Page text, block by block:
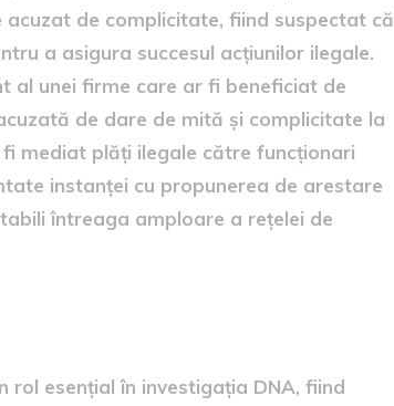
de complicitate, fiind suspectat că
a asigura succesul acțiunilor ilegale.
al unei firme care ar fi beneficiat de
de dare de mită și complicitate la
mediat plăți ilegale către funcționari
instanței cu propunerea de arestare
întreaga amploare a rețelei de
rol esențial în investigația DNA, fiind